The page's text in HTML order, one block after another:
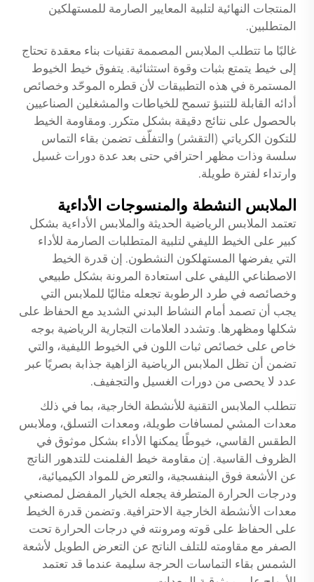
المنتجات النهائية لتلبية المعايير الصارمة للمستهلكين
المتطلبين.
غالبًا ما تتطلب الملابس المصممة تقنيات بناء معقدة تحتاج
إلى خيط يتمتع بثبات وقوة استثنائية. يتفوق خيط الخيوط
المستمرة في هذه التطبيقات لأن قطره الموحّد وخصائص
أدائه القابلة للتنبؤ تسمح للخياطات والمشغلين الصناعيين
بالحصول على نتائج دقيقة بشكل متكرر. ومقاومة الخيط
للتكون الكرياتي (التقشر) والتفلّف تضمن بقاء التماس
سلسة وذات مظهر احترافي حتى بعد عدة دورات غسيل
وارتداء لفترة طويلة.
الملابس النشطة والمنسوجات الأداءية
تعتمد الملابس الرياضية الحديثة والملابس الأداءية بشكل
كبير على الخيط الليفي لتلبية المتطلبات الصارمة للأداء
التي يفرضها المستهلكون النشطون. إن قدرة الخيط
الاصطناعي الليفي على استعادة المرونة بشكل طبيعي
وخصائصه في طرد الرطوبة تجعله مثاليًا للملابس التي
يجب أن تصمد أمام النشاط البدني الشديد مع الحفاظ على
شكلها ومظهرها. وتشدد العلامات التجارية الرياضية بوجه
خاص على خصائص ثبات اللون في الخيوط الليفية، والتي
تضمن أن تظل الملابس الرياضية الزاهية جذابة بصريًا عبر
عدد لا يحصى من دورات الغسيل والتجفيف.
تتطلب الملابس التقنية للأنشطة الخارجية، بما في ذلك
معدات المشي لمسافات طويلة، ومعدات التسلق، وملابس
الطقس القاسي، خيوطًا يمكنها الأداء بشكل موثوق في
الظروف القاسية. إن مقاومة خيط الفلمنت للتدهور الناتج
عن الأشعة فوق البنفسجية، والتعرض للمواد الكيميائية،
ودرجات الحرارة المتطرفة يجعله الخيار المفضل لمصنعي
معدات الأنشطة الخارجية الاحترافية. وتضمن قدرة الخيط
على الحفاظ على قوته ومرونته في درجات الحرارة تحت
الصفر مع مقاومته للتلف الناتج عن التعرض الطويل لأشعة
الشمس بقاء التماسات الحرجة سليمة عندما قد تعتمد